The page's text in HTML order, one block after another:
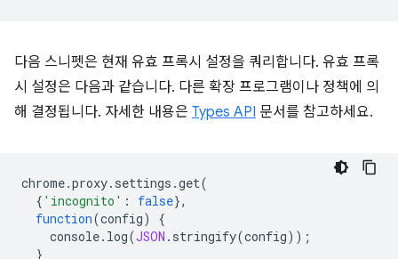
다음 스니펫은 현재 유효 프록시 설정을 쿼리합니다. 유효 프록
시 설정은 다음과 같습니다. 다른 확장 프로그램이나 정책에 의
해 결정됩니다. 자세한 내용은 Types API 문서를 참고하세요.
chrome.proxy. settings .get(
{ 'incognito' : false},
function(config)
{
console. log(JSON . stringify(config));
}